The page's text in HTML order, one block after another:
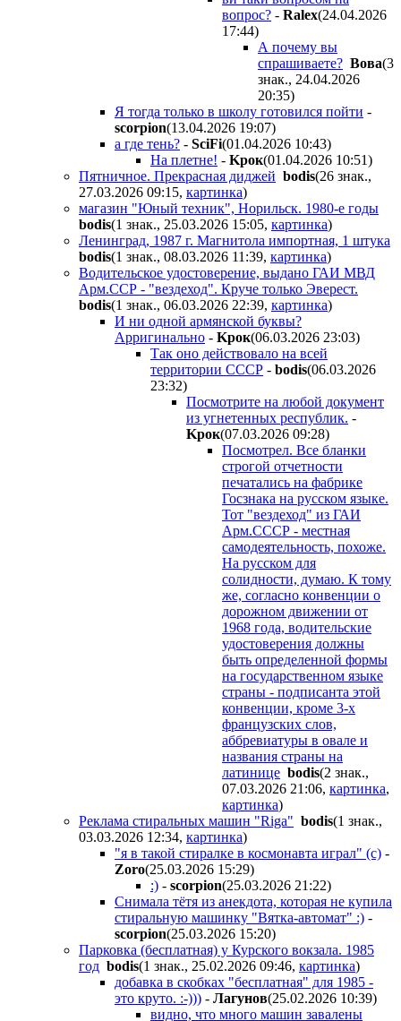
вопрос? - Ralex(24.04.2026
17:44)
А почему вы
спрашиваете? Boвa(3
знак., 24.04.2026
20:35)
Я тогда только в школу готовился пойти -
scorpion(13.04.2026 19:07)
а где тень? - SciFi(01.04.2026 10:43)
На плетне! - Kpoк(01.04.2026 10:51)
Пятничное. Прекрасная диджей bodis(26 знак.,
27.03.2026 09:15, картинка)
магазин "Юный техник", Норильск. 1980-е годы
bodis(1 знак., 25.03.2026 15:05, картинка)
Ленинград, 1987 г. Магнитола импортная, 1 штука
bodis(1 знак., 08.03.2026 11:39, картинка)
Водительское удостоверение, выдано ГАИ МВД
Арм.ССР - "вездеход". Круче только Эверест.
bodis(1 знак., 06.03.2026 22:39, картинка)
И ни одной армянской буквы?
Арригинально - Kpoк(06.03.2026 23:03)
Так оно действовало на всей
территории СССР - bodis(06.03.2026
23:32)
Посмотрите на любой документ
из угнетенных республик. -
Kpoк(07.03.2026 09:28)
Посмотрел. Все бланки
строгой отчетности
печатались на фабрике
Госзнака на русском языке.
Тот "вездеход" из ГАИ
Арм.СССР - местная
самодеятельность, похоже.
На русском для
солидности, думаю. К тому
же, согласно конвенции о
дорожном движении от
1968 года, водительские
удостоверения должны
быть определенной формы
на государственном языке
страны - подписанта этой
конвенции, кроме 3-х
французских слов,
аббревиатуры в овале и
названия страны на
латинице bodis(2 знак.,
07.03.2026 21:06, картинка,
картинка)
Реклама стиральных машин "Riga" bodis(1 знак.,
03.03.2026 12:34, картинка)
"я в такой стиралке в космонавта играл" (с) -
Zoro(25.03.2026 15:29)
:) - scorpion(25.03.2026 21:22)
Снимала тётя из анекдота, которая не купила
стиральную машинку "Вятка-автомат" :) -
scorpion(25.03.2026 15:20)
Парковка (бесплатная) у Курского вокзала. 1985
год bodis(1 знак., 25.02.2026 09:46, картинка)
добавка в скобках "бесплатная" для 1985 -
это круто. :-))) - Лaгyнoв(25.02.2026 10:39)
видно, что много машин завалены